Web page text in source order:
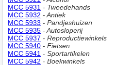
MCC 5931 - Tweedehands
MCC 5932 - Antiek
MCC 5933 - Pandjeshuizen
MCC 5935 - Autosloperij
MCC 5937 - Reproductiewinkels
MCC 5940 - Fietsen
MCC 5941 - Sportartikelen
MCC 5942 - Boekwinkels